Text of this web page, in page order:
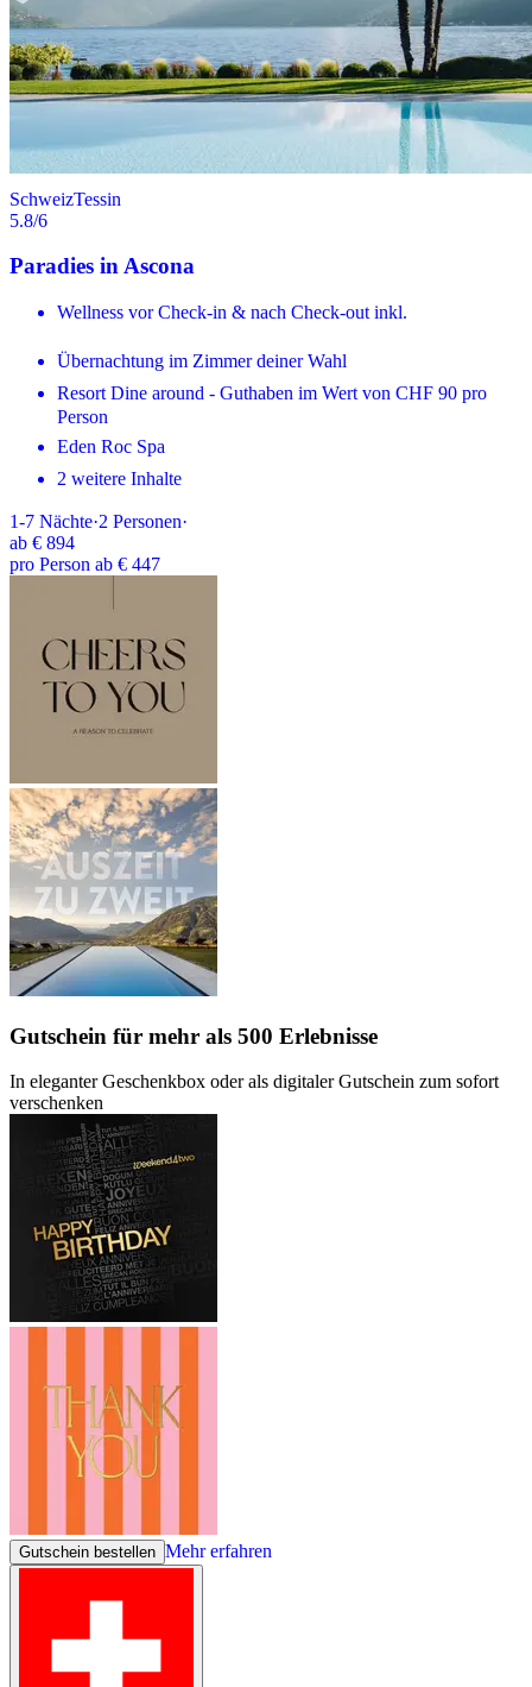
SchweizTessin
5.8/6
Paradies in Ascona
Wellness vor Check-in & nach Check-out inkl.
Übernachtung im Zimmer deiner Wahl
Resort Dine around - Guthaben im Wert von CHF 90 pro
Person
Eden Roc Spa
2 weitere Inhalte
1-7 Nächte·2 Personen·
ab € 894
pro Person ab € 447
Gutschein für mehr als 500 Erlebnisse
In eleganter Geschenkbox oder als digitaler Gutschein zum sofort
verschenken
Gutschein bestellen Mehr erfahren